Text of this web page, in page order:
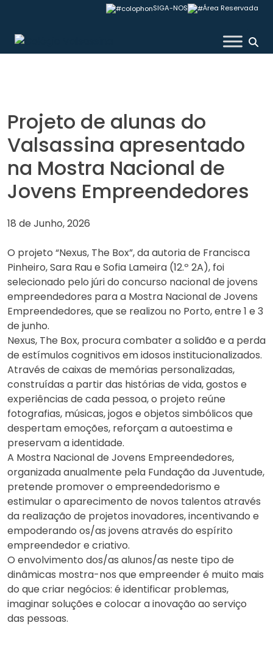
content
SIGA-NOS Área Reservada
Colégio Valsassina
Projeto de alunas do
Valsassina apresentado
na Mostra Nacional de
Jovens Empreendedores
18 de Junho, 2026
O projeto “Nexus, The Box”, da autoria de Francisca
Pinheiro, Sara Rau e Sofia Lameira (12.º 2A), foi
selecionado pelo júri do concurso nacional de jovens
empreendedores para a Mostra Nacional de Jovens
Empreendedores, que se realizou no Porto, entre 1 e 3
de junho.
Nexus, The Box, procura combater a solidão e a perda
de estímulos cognitivos em idosos institucionalizados.
Através de caixas de memórias personalizadas,
construídas a partir das histórias de vida, gostos e
experiências de cada pessoa, o projeto reúne
fotografias, músicas, jogos e objetos simbólicos que
despertam emoções, reforçam a autoestima e
preservam a identidade.
A Mostra Nacional de Jovens Empreendedores,
organizada anualmente pela Fundação da Juventude,
pretende promover o empreendedorismo e
estimular o aparecimento de novos talentos através
da realização de projetos inovadores, incentivando e
empoderando os/as jovens através do espírito
empreendedor e criativo.
O envolvimento dos/as alunos/as neste tipo de
dinâmicas mostra-nos que empreender é muito mais
do que criar negócios: é identificar problemas,
imaginar soluções e colocar a inovação ao serviço
das pessoas.